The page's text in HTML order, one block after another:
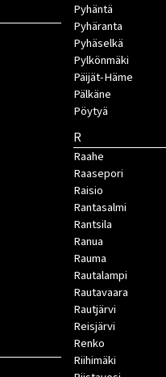
Pyhäntä
Pyhäranta
Pyhäselkä
Pylkönmäki
Päijät-Häme
Pälkäne
Pöytyä
R
Raahe
Raasepori
Raisio
Rantasalmi
Rantsila
Ranua
Rauma
Rautalampi
Rautavaara
Rautjärvi
Reisjärvi
Renko
Riihimäki